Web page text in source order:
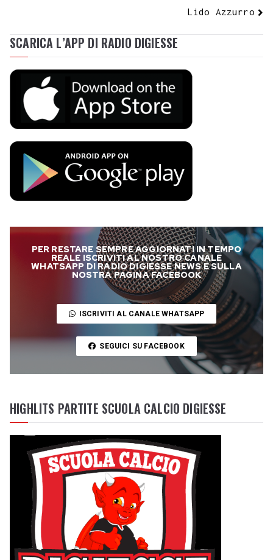
Lido Azzurro
SCARICA L’APP DI RADIO DIGIESSE
PER RESTARE SEMPRE AGGIORNATI IN TEMPO
REALE ISCRIVITI AL NOSTRO CANALE
WHATSAPP DI RADIO DIGIESSE NEWS E SULLA
NOSTRA PAGINA FACEBOOK
ISCRIVITI AL CANALE WHATSAPP
SEGUICI SU FACEBOOK
HIGHLITS PARTITE SCUOLA CALCIO DIGIESSE